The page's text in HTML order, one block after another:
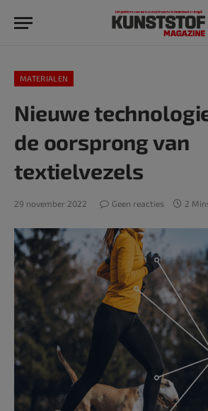
MATERIALEN
Nieuwe
de oorsprong van
textielvezels
29 november 2022 Geen reacties 2